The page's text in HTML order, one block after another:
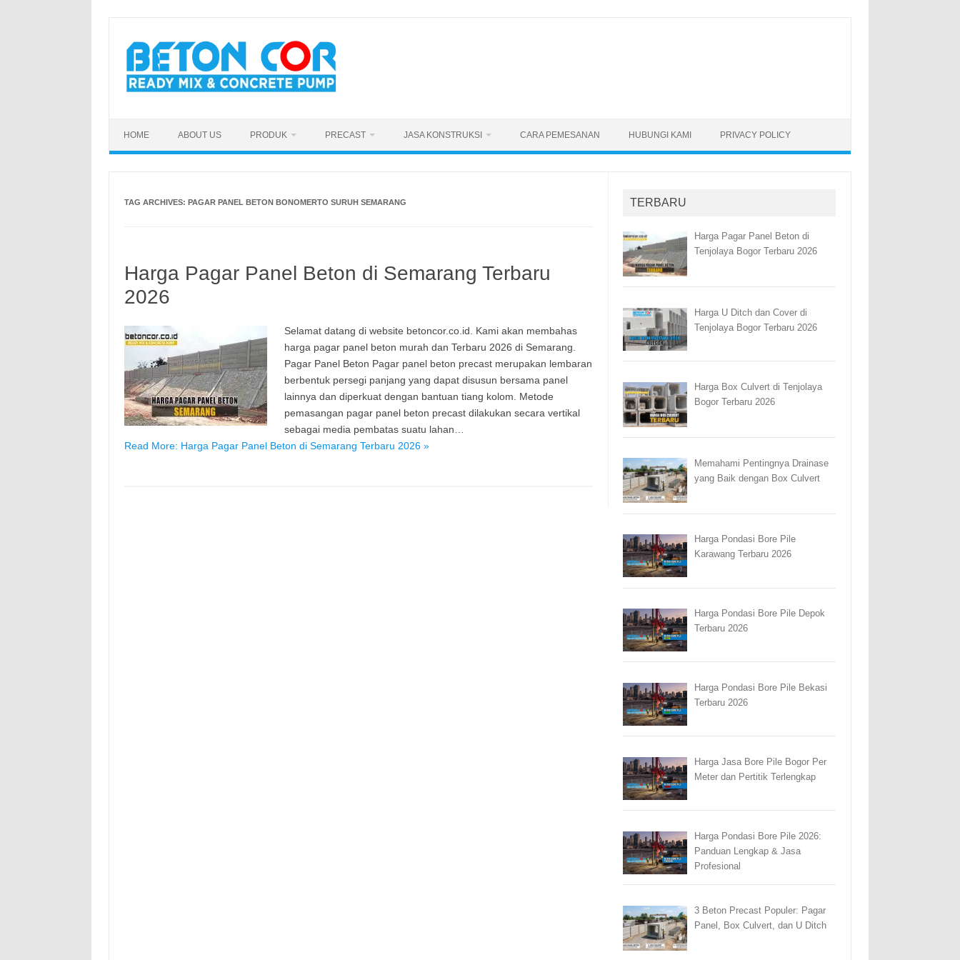
content
HOME ABOUT US PRODUK PRECAST JASA KONSTRUKSI CARA PEMESANAN HUBUNGI KAMI PRIVACY POLICY
TAG ARCHIVES: PAGAR PANEL BETON BONOMERTO SURUH SEMARANG
Harga Pagar Panel Beton di Semarang Terbaru
2026
Selamat datang di website betoncor.co.id. Kami akan membahas
harga pagar panel beton murah dan Terbaru 2026 di Semarang.
Pagar Panel Beton Pagar panel beton precast merupakan lembaran
berbentuk persegi panjang yang dapat disusun bersama panel
lainnya dan diperkuat dengan bantuan tiang kolom. Metode
pemasangan pagar panel beton precast dilakukan secara vertikal
sebagai media pembatas suatu lahan…
Read More: Harga Pagar Panel Beton di Semarang Terbaru 2026 »
TERBARU
Harga Pagar Panel Beton di
Tenjolaya Bogor Terbaru 2026
Harga U Ditch dan Cover di
Tenjolaya Bogor Terbaru 2026
Harga Box Culvert di Tenjolaya
Bogor Terbaru 2026
Memahami Pentingnya Drainase
yang Baik dengan Box Culvert
Harga Pondasi Bore Pile
Karawang Terbaru 2026
Harga Pondasi Bore Pile Depok
Terbaru 2026
Harga Pondasi Bore Pile Bekasi
Terbaru 2026
Harga Jasa Bore Pile Bogor Per
Meter dan Pertitik Terlengkap
Harga Pondasi Bore Pile 2026:
Panduan Lengkap & Jasa
Profesional
3 Beton Precast Populer: Pagar
Panel, Box Culvert, dan U Ditch